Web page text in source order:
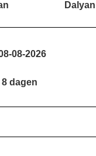
Dalyan
08-2026
8 dagen